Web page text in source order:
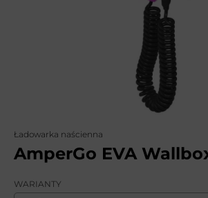
Ładowarka naścienna
AmperGo EVA
WARIANTY